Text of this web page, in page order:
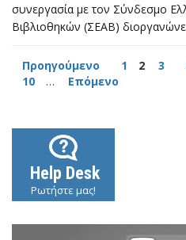
συνεργασία με τον Σύνδεσμο
Βιβλιοθηκών (ΣΕΑΒ)
Προηγούμενο 1 2 3
10
… Επόμενο
Help Desk
Ρωτήστε μας!